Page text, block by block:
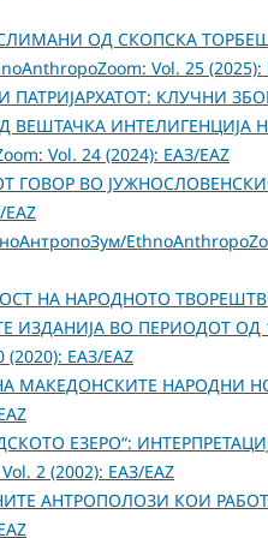
ОД СКОПСКА
Vol. 25 (2025):
ПАТРИЈАРХАТОТ: КЛУЧНИ
ВЕШТАЧКА ИНТЕЛИГЕНЦИЈА
Vol. 24 (2024): ЕАЗ/EAZ
ГОВОР ВО
НА НАРОДНОТО
ВО ПЕРИОДОТ ОД
ЕАЗ/EAZ
МАКЕДОНСКИТЕ НАРОДНИ
ЕЗЕРО“:
2 (2002): ЕАЗ/EAZ
АНТРОПОЛОЗИ КОИ